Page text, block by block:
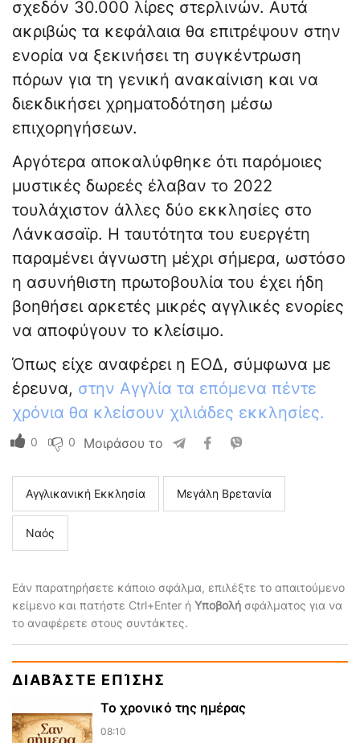
σχεδόν 30.000 λίρες στερλινών. Αυτά
ακριβώς τα κεφάλαια θα επιτρέψουν στην
ενορία να ξεκινήσει τη συγκέντρωση
πόρων για τη γενική ανακαίνιση και να
διεκδικήσει χρηματοδότηση μέσω
επιχορηγήσεων.
Αργότερα αποκαλύφθηκε ότι παρόμοιες
μυστικές δωρεές έλαβαν το 2022
τουλάχιστον άλλες δύο εκκλησίες στο
Λάνκασαϊρ. Η ταυτότητα του ευεργέτη
παραμένει άγνωστη μέχρι σήμερα, ωστόσο
η ασυνήθιστη πρωτοβουλία του έχει ήδη
βοηθήσει αρκετές μικρές αγγλικές ενορίες
να αποφύγουν το κλείσιμο.
Όπως είχε αναφέρει η ΕΟΔ, σύμφωνα με
έρευνα, στην Αγγλία τα επόμενα πέντε
χρόνια θα κλείσουν χιλιάδες εκκλησίες.
0 0 Μοιράσου το
Αγγλικανική Εκκλησία Μεγάλη Βρετανία
Ναός
Εάν παρατηρήσετε κάποιο σφάλμα, επιλέξτε το απαιτούμενο
κείμενο και πατήστε Ctrl+Enter ή Υποβολή σφάλματος για να
το αναφέρετε στους συντάκτες.
ΔΙΑΒΆΣΤΕ ΕΠΊΣΗΣ
Το χρονικό της ημέρας
08:10